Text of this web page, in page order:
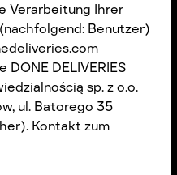
Verarbeitung Ihrer
Benutzer)
DELIVERIES
sp. z o.o.
ul. Batorego 35
Kontakt zum